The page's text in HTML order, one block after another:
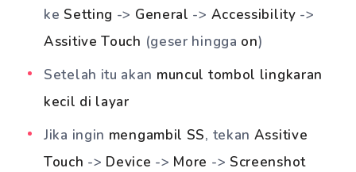
ke Setting -> General -> Accessibility ->
Assitive Touch (geser hingga on)
Setelah itu akan muncul tombol lingkaran
kecil di layar
Jika ingin mengambil SS, tekan Assitive
Touch -> Device -> More -> Screenshot